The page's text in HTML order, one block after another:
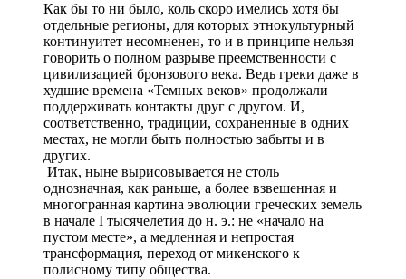
Как бы то ни было, коль скоро имелись хотя бы
отдельные регионы, для которых этнокультурный
континуитет несомненен, то и в принципе нельзя
говорить о полном разрыве преемственности с
цивилизацией бронзового века. Ведь греки даже в
худшие времена «Темных веков» продолжали
поддерживать контакты друг с другом. И,
соответственно, традиции, сохраненные в одних
местах, не могли быть полностью забыты и в
других.
Итак, ныне вырисовывается не столь
однозначная, как раньше, а более взвешенная и
многогранная картина эволюции греческих земель
в начале I тысячелетия до н. э.: не «начало на
пустом месте», а медленная и непростая
трансформация, переход от микенского к
полисному типу общества.